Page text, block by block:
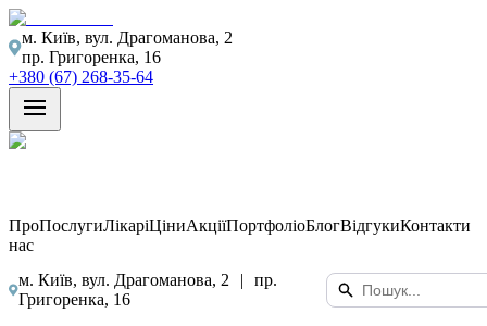
м. Київ, вул. Драгоманова, 2
пр. Григоренка, 16
+380 (67) 268-35-64
Про
нас
ПослугиЛікаріЦіниАкціїПортфоліоБлогВідгукиКонтакти
м. Київ, вул. Драгоманова, 2 |
пр.
Григоренка, 16